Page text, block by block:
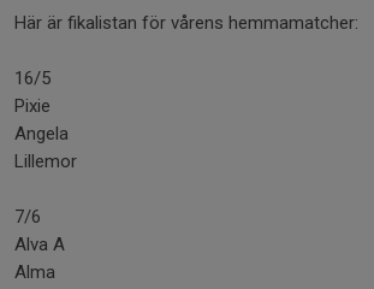
Här är fikalistan för vårens hemmamatcher:
16/5
Pixie
Angela
Lillemor
7/6
Alva A
Alma